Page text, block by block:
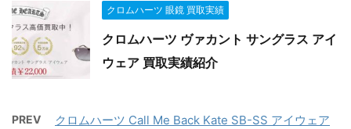
クロムハーツ 眼鏡 買取実績
クロムハーツ ヴァカント サングラス アイ
ウェア 買取実績紹介
PREV
クロムハーツ Call Me Back Kate SB-SS アイウェア